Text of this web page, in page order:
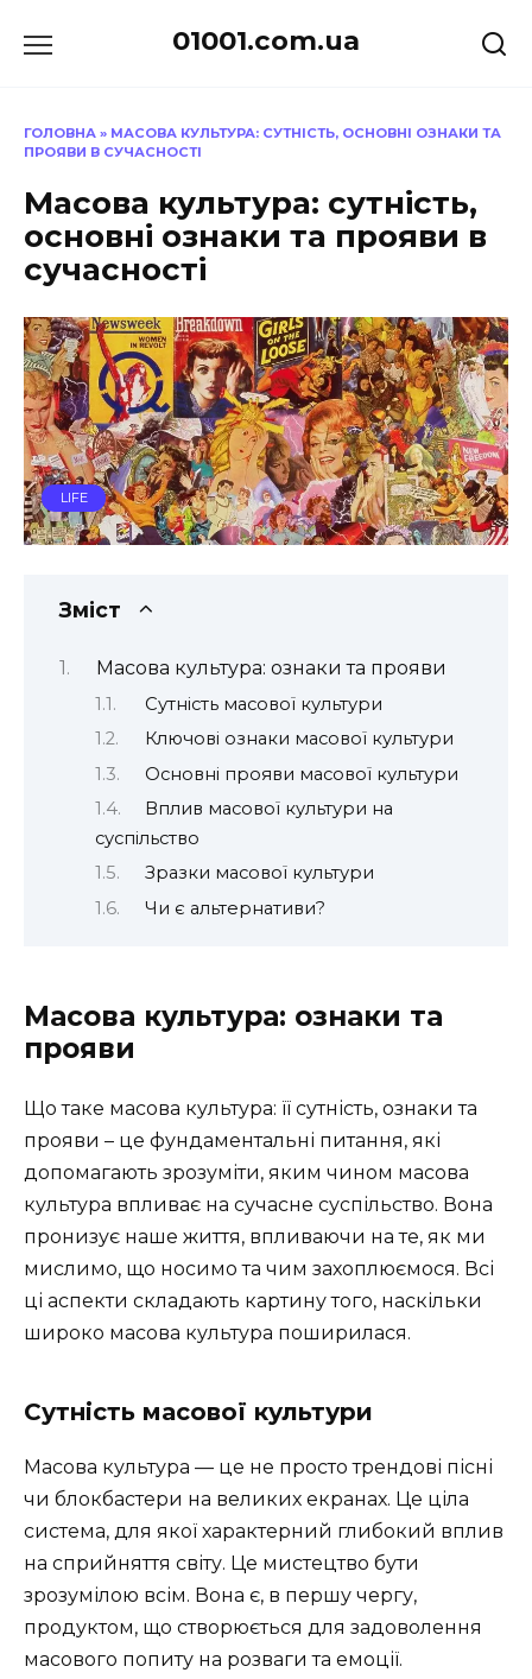
до
01001.com.ua
ГОЛОВНА » МАСОВА КУЛЬТУРА: СУТНІСТЬ, ОСНОВНІ ОЗНАКИ ТА
ПРОЯВИ В СУЧАСНОСТІ
Масова культура: сутність,
основні ознаки та прояви в
сучасності
LIFE
Зміст
Масова культура: ознаки та прояви
Сутність масової культури
Ключові ознаки масової культури
Основні прояви масової культури
Вплив масової культури на
суспільство
Зразки масової культури
Чи є альтернативи?
Масова культура: ознаки та
прояви
Що таке масова культура: її сутність, ознаки та
прояви – це фундаментальні питання, які
допомагають зрозуміти, яким чином масова
культура впливає на сучасне суспільство. Вона
пронизує наше життя, впливаючи на те, як ми
мислимо, що носимо та чим захоплюємося. Всі
ці аспекти складають картину того, наскільки
широко масова культура поширилася.
Сутність масової культури
Масова культура — це не просто трендові пісні
чи блокбастери на великих екранах. Це ціла
система, для якої характерний глибокий вплив
на сприйняття світу. Це мистецтво бути
зрозумілою всім. Вона є, в першу чергу,
продуктом, що створюється для задоволення
масового попиту на розваги та емоції.